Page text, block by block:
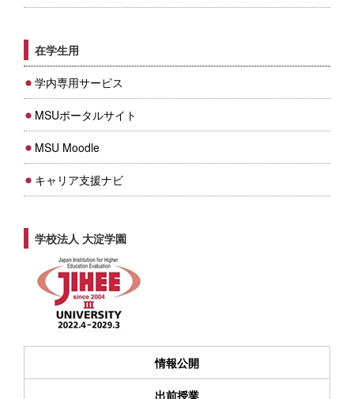
在学生用
学内専用サービス
MSUポータルサイト
MSU Moodle
キャリア支援ナビ
学校法人 大淀学園
情報公開
出前授業